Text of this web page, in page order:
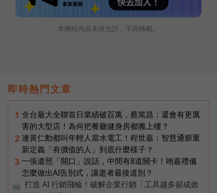
本網站內容未經允許，不得轉載。
即時熱門文章
1 全台最大全聯首日業績破百萬，蔡篤昌：還會有更厲
害的大型店！為何把餐廳健身房都搬上樓？
2 連黃仁勳都叫年輕人當水電工！程世嘉：智慧通膨重
新定義「有價值的人」到底什麼樣子？
3 一張遺照「開口」說話，中間有8道關卡！翊嘉禮儀
怎麼做出AI告別式，讓逝者最後道別？
PR
打造 AI 行銷飛輪！破解企業行銷「工具越多卻成效